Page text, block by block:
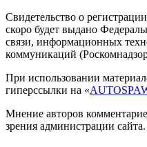
Свидетельство о
скоро будет выдано
связи, информационных
коммуникаций
При использовании
гиперссылки на «
Мнение авторов
зрения администрации сайта.